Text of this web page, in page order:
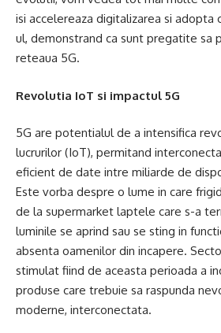
isi accelereaza digitalizarea si adopta
ul, demonstrand ca sunt pregatite sa
reteaua 5G.
Revolutia IoT si impactul 5G
5G are potentialul de a intensifica
lucrurilor (IoT), permitand
eficient de date intre miliarde de
Este vorba despre o lume in care
de la supermarket laptele care s-a
luminile se aprind sau se sting in
absenta oamenilor din incapere.
stimulat fiind de aceasta perioada a
produse care trebuie sa raspunda
moderne, interconectata.